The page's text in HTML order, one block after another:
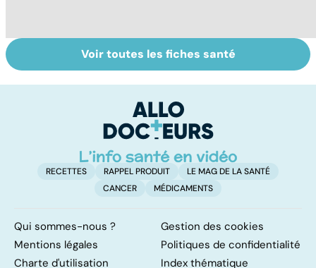
Faire du sport à
domicile, c'est
Don de gamètes :
le pour et le
levée de
l'anonymat
Voir toutes les fiches santé
RECETTES RAPPEL PRODUIT
LE MAG DE LA SANTÉ
CANCER
MÉDICAMENTS
Qui sommes-nous ?
Gestion des cookies
Mentions légales
Politiques de confidentialité
Charte d'utilisation
Index thématique